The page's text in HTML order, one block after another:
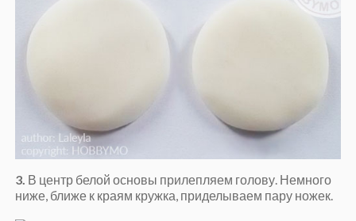
3. В центр белой основы прилепляем голову. Немного
ниже, ближе к краям кружка, приделываем пару ножек.